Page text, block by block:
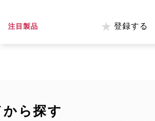
注目製品 登録する
ら探す